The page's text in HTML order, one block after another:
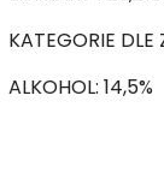
KATEGORIE
ALKOHOL: 14,5%